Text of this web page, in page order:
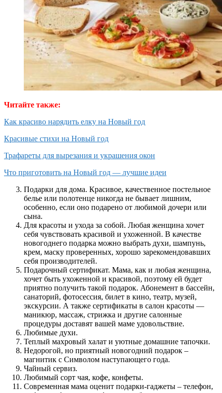
Читайте также:
Как красиво нарядить елку на Новый год
Красивые стихи на Новый год
Трафареты для вырезания и украшения окон
Что приготовить на Новый год — лучшие идеи
Подарки для дома. Красивое, качественное постельное
белье или полотенце никогда не бывает лишним,
особенно, если оно подарено от любимой дочери или
сына.
Для красоты и ухода за собой. Любая женщина хочет
себя чувствовать красивой и ухоженной. В качестве
новогоднего подарка можно выбрать духи, шампунь,
крем, маску проверенных, хорошо зарекомендовавших
себя производителей.
Подарочный сертификат. Мама, как и любая женщина,
хочет быть ухоженной и красивой, поэтому ей будет
приятно получить такой подарок. Абонемент в бассейн,
санаторий, фотосессия, билет в кино, театр, музей,
экскурсии. А также сертификаты в салон красоты —
маникюр, массаж, стрижка и другие салонные
процедуры доставят вашей маме удовольствие.
Любимые духи.
Теплый махровый халат и уютные домашние тапочки.
Недорогой, но приятный новогодний подарок –
магнитик с Символом наступающего года.
Чайный сервиз.
Любимый сорт чая, кофе, конфеты.
Современная мама оценит подарки-гаджеты – телефон,